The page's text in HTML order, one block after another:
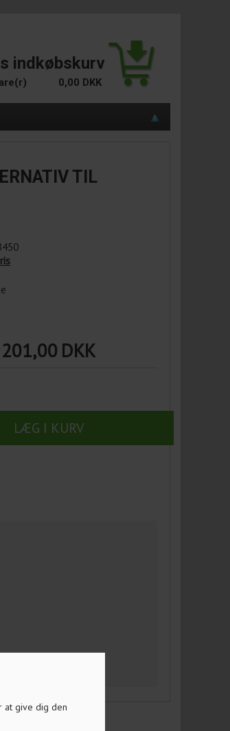
at give dig den
indkøbskurv
0,00 DKK
TIL
201,00 DKK
LÆG I KURV